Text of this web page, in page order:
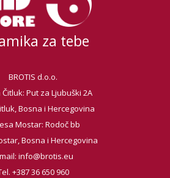
za tebe
BROTIS d.o.o.
Put za Ljubuški 2A
Bosna i Hercegovina
Mostar: Rodoč bb
Bosna i Hercegovina
info@brotis.eu
+387 36 650 960